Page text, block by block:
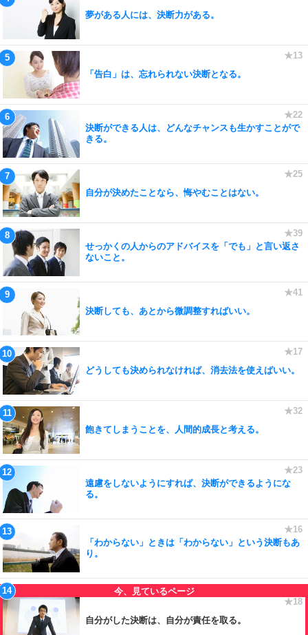
夢がある人には、決断力がある。
「告白」は、忘れられない決断となる。
決断ができる人は、どんなチャンスも生かすことがで
きる。
自分が決めたことなら、悔やむことはない。
せっかくの人からのアドバイスを「でも」と言い返さ
ないこと。
決断しても、あとから微調整すればいい。
どうしても決められなければ、消去法を使えばいい。
飽きてしまうことを、人間的成長と考える。
遠慮をしないようにすれば、決断ができるようにな
る。
「わからない」ときは「わからない」という決断もあ
り。
自分がした決断は、自分が責任を取る。